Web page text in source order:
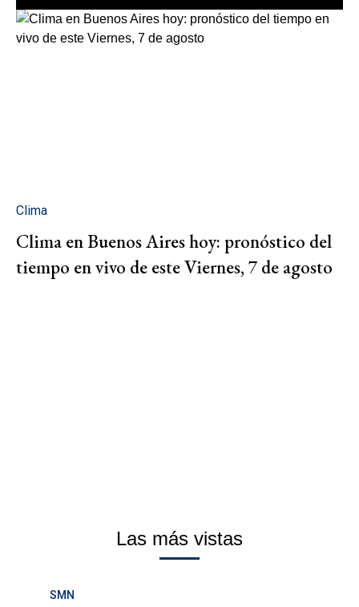
Clima
Clima en Buenos Aires hoy: pronóstico del
tiempo en vivo de este Viernes, 7 de agosto
Las más vistas
SMN